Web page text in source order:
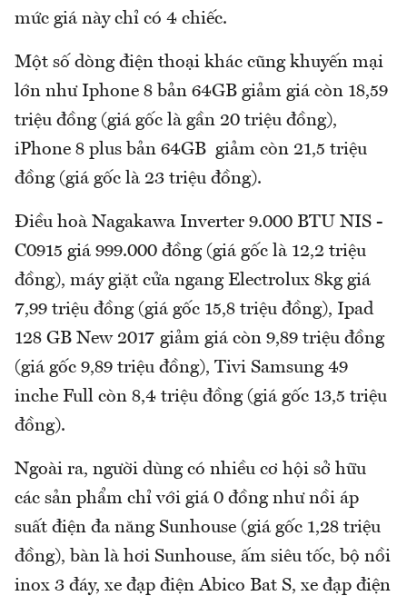
mức giá này chỉ có 4 chiếc.
Một số dòng điện thoại khác cũng khuyến mại
lớn như Iphone 8 bản 64GB giảm giá còn 18,59
triệu đồng (giá gốc là gần 20 triệu đồng),
iPhone 8 plus bản 64GB giảm còn 21,5 triệu
đồng (giá gốc là 23 triệu đồng).
Điều hoà Nagakawa Inverter 9.000 BTU NIS -
C0915 giá 999.000 đồng (giá gốc là 12,2 triệu
đồng), máy giặt cửa ngang Electrolux 8kg giá
7,99 triệu đồng (giá gốc 15,8 triệu đồng), Ipad
128 GB New 2017 giảm giá còn 9,89 triệu đồng
(giá gốc 9,89 triệu đồng), Tivi Samsung 49
inche Full còn 8,4 triệu đồng (giá gốc 13,5 triệu
đồng).
Ngoài ra, người dùng có nhiều cơ hội sở hữu
các sản phẩm chỉ với giá 0 đồng như nồi áp
suất điện đa năng Sunhouse (giá gốc 1,28 triệu
đồng), bàn là hơi Sunhouse, ấm siêu tốc, bộ nồi
inox 3 đáy, xe đạp điện Abico Bat S, xe đạp điện